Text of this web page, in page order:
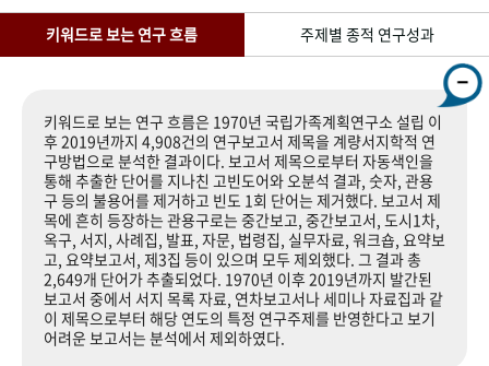
연구 역사
기록물 아카이브
사진 아카이브 문서 기록물 행정박물 영상 기록물
+1주년 기념
성과 50선 숫자로 보는 50년 50+1주년 광장
세계와 함께 한 KIHASA
키워드로 보는 연구 흐름 주제별 종적 연구성과
키워드로 보는 연구 흐름은 1970년 국립가족계획연구소 설립 이
후 2019년까지 4,908건의 연구보고서 제목을 계량서지학적 연
구방법으로 분석한 결과이다. 보고서 제목으로부터 자동색인을
통해 추출한 단어를 지나친 고빈도어와 오분석 결과, 숫자, 관용
구 등의 불용어를 제거하고 빈도 1회 단어는 제거했다. 보고서 제
목에 흔히 등장하는 관용구로는 중간보고, 중간보고서, 도시1차,
옥구, 서지, 사례집, 발표, 자문, 법령집, 실무자료, 워크숍, 요약보
고, 요약보고서, 제3집 등이 있으며 모두 제외했다. 그 결과 총
2,649개 단어가 추출되었다. 1970년 이후 2019년까지 발간된
보고서 중에서 서지 목록 자료, 연차보고서나 세미나 자료집과 같
이 제목으로부터 해당 연도의 특정 연구주제를 반영한다고 보기
어려운 보고서는 분석에서 제외하였다.